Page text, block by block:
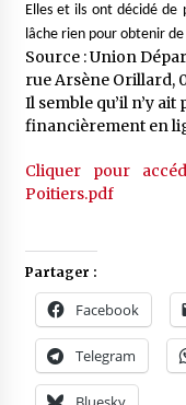
Elles et ils ont décidé de
lâche rien pour obtenir
Source : Union
rue Arsène Orillard,
Il semble qu’il n’y
financièrement en
Cliquer pour
Poitiers.pdf
Partager :
Facebook
Telegram